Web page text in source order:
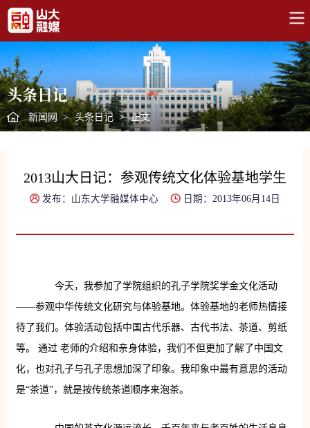
头条日记
新闻网 > 头条日记 > 正文
2013山大日记：参观传统文化体验基地学生
发布：山东大学融媒体中心 日期：2013年06月14日
今天，我参加了学院组织的孔子学院奖学金文化活动
——参观中华传统文化研究与体验基地。体验基地的老师热情接
待了我们。体验活动包括中国古代乐器、古代书法、茶道、剪纸
等。 通过 老师的介绍和亲身体验，我们不但更加了解了中国文
化，也对孔子与孔子思想加深了印象。我印象中最有意思的活动
是“茶道”，就是按传统茶道顺序来泡茶。